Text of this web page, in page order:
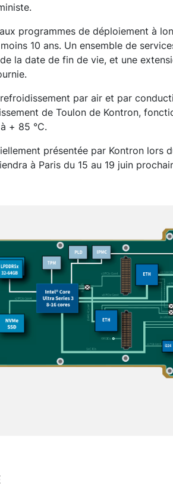
programmes de déploiement à
10 ans. Un ensemble de
la date de fin de vie, et une
par air et par
de Toulon de Kontron,
+ 85 °C.
présentée par Kontron lors
à Paris du 15 au 19 juin